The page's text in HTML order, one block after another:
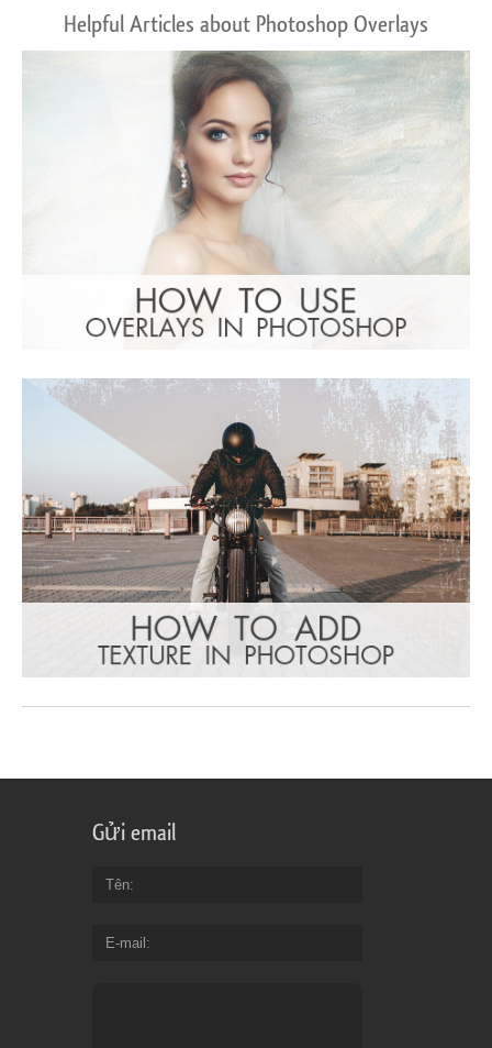
Helpful Articles about Photoshop Overlays
Gửi email
Tên
E-mail